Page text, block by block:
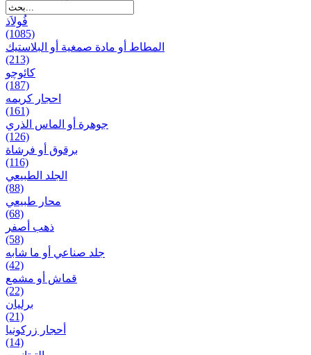
فُولاَذ
(1085)
المطاط أو مادة صمغية أو البلاستيك
(213)
کائوچو
(187)
احجار کریمه
(161)
جوهرة أو الماس الذري
(126)
برقوق أو فرشاة
(116)
الجلد الطبيعي
(88)
محار طبيعي
(68)
ذهب أصفر
(58)
جلد صناعي أو ما شابه
(42)
قماش أو مشمع
(22)
برلیان
(21)
أحجار زركونيا
(14)